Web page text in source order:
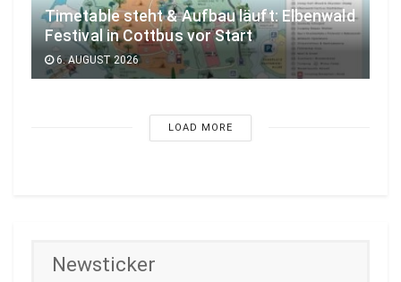
Timetable steht & Aufbau läuft: Elbenwald
Festival in Cottbus vor Start
6. AUGUST 2026
LOAD MORE
Newsticker